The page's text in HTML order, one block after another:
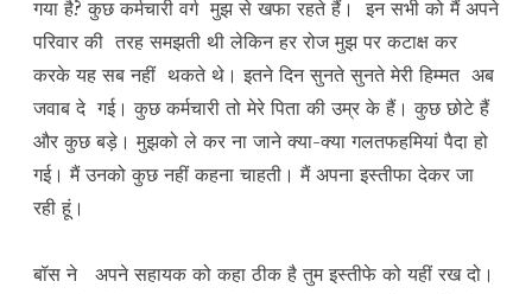
गया है? कुछ कर्मचारी वर्ग मुझ से खफा रहते हैं। इन सभी को मैं अपने
परिवार की तरह समझती थी लेकिन हर रोज मुझ पर कटाक्ष कर
करके यह सब नहीं थकते थे। इतने दिन सुनते सुनते मेरी हिम्मत अब
जवाब दे गई। कुछ कर्मचारी तो मेरे पिता की उम्र के हैं। कुछ छोटे हैं
और कुछ बड़े। मुझको ले कर ना जाने क्या-क्या गलतफहमियां पैदा हो
गई। मैं उनको कुछ नहीं कहना चाहती। मैं अपना इस्तीफा देकर जा
रही हूं।
बॉस ने अपने सहायक को कहा ठीक है तुम इस्तीफे को यहीं रख दो।